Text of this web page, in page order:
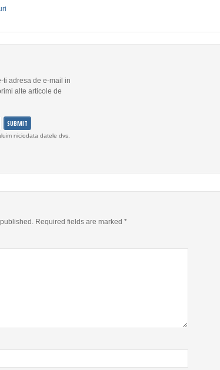
ti adresa de e-mail in
alte articole de
niciodata datele dvs.
Required fields are marked *